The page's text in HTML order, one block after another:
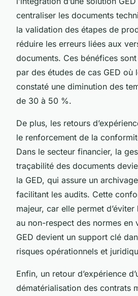
centraliser les documents
la validation des étapes de
réduire les erreurs liées aux
documents. Ces bénéfices
par des études de cas GED où
constaté une diminution des
de 30 à 50 %.
De plus, les retours
le renforcement de la
Dans le secteur financier, la
traçabilité des documents
la GED, qui assure un
facilitant les audits. Cette
majeur, car elle permet
au non-respect des normes en
GED devient un support clé
risques opérationnels et
Enfin, un retour d’expérience
dématérialisation des contrats